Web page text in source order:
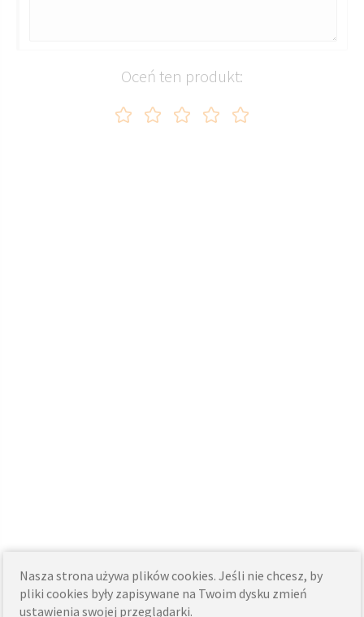
Oceń ten produkt:
Nasza strona używa plików cookies. Jeśli nie chcesz, by
pliki cookies były zapisywane na Twoim dysku zmień
ustawienia swojej przeglądarki.